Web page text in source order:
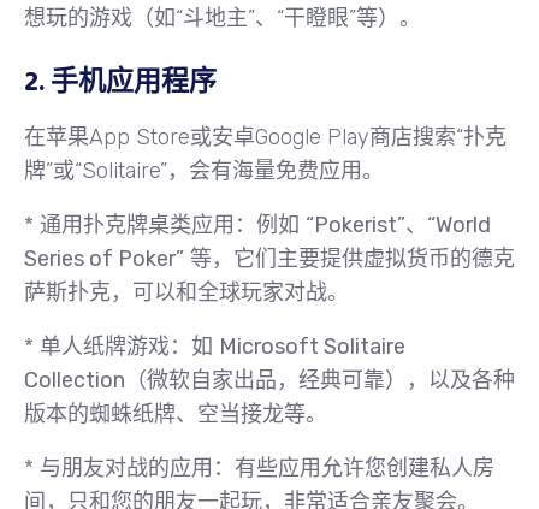
想玩的游戏（如“斗地主”、“干瞪眼”等）。
2. 手机应用程序
在苹果App Store或安卓Google Play商店搜索“扑克
牌”或“Solitaire”，会有海量免费应用。
* 通用扑克牌桌类应用：例如 “Pokerist”、 “World
Series of Poker” 等，它们主要提供虚拟货币的德克
萨斯扑克，可以和全球玩家对战。
* 单人纸牌游戏：如 Microsoft Solitaire
Collection （微软自家出品，经典可靠），以及各种
版本的蜘蛛纸牌、空当接龙等。
* 与朋友对战的应用 ：有些应用允许您创建私人房
间，只和您的朋友一起玩，非常适合亲友聚会。